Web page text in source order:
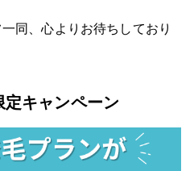
同、心よりお待ちしており
定キャンペーン